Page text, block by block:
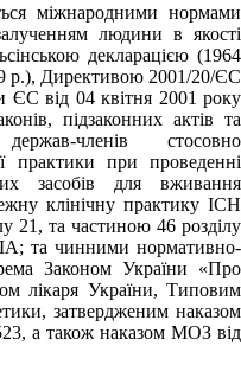
міжнародними нормами
людини в якості
декларацією (1964
р.), Директивою 2001/20/ЄС
ЄС від 04 квітня 2001 року
підзаконних актів та
членів стосовно
практики при проведенні
засобів для вживання
клінічну практику ICH
21, та частиною 46 розділу
та чинними нормативно-
Законом України «Про
лікаря України, Типовим
затвердженим наказом
а також наказом МОЗ від